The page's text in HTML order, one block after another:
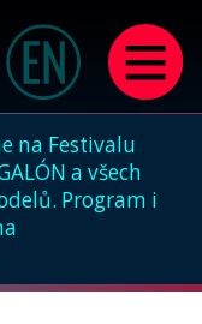
na Festivalu
a všech
Program i